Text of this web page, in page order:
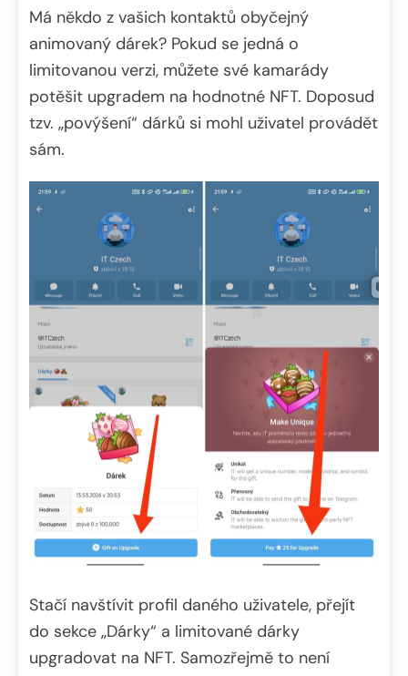
Má někdo z vašich kontaktů obyčejný
animovaný dárek? Pokud se jedná o
limitovanou verzi, můžete své kamarády
potěšit upgradem na hodnotné NFT. Doposud
tzv. „povýšení“ dárků si mohl uživatel provádět
sám.
Stačí navštívit profil daného uživatele, přejít
do sekce „Dárky“ a limitované dárky
upgradovat na NFT. Samozřejmě to není